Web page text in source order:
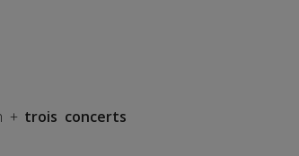
+ trois concerts